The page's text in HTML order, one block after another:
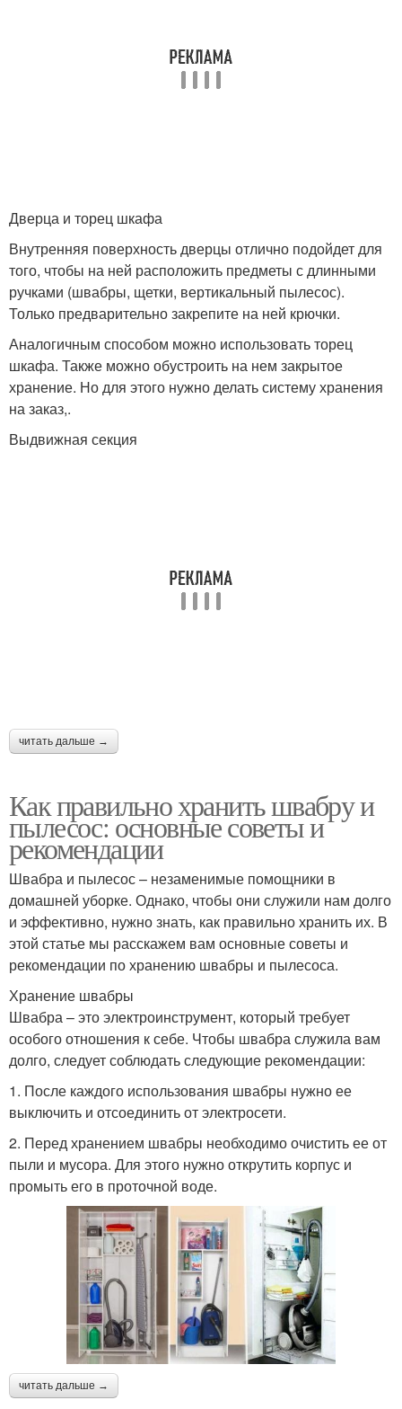
Дверца и торец шкафа
Внутренняя поверхность дверцы отлично подойдет для
того, чтобы на ней расположить предметы с длинными
ручками (швабры, щетки, вертикальный пылесос).
Только предварительно закрепите на ней крючки.
Аналогичным способом можно использовать торец
шкафа. Также можно обустроить на нем закрытое
хранение. Но для этого нужно делать систему хранения
на заказ,.
Выдвижная секция
читать дальше →
Как правильно хранить швабру и
пылесос: основные советы и
рекомендации
Швабра и пылесос – незаменимые помощники в
домашней уборке. Однако, чтобы они служили нам долго
и эффективно, нужно знать, как правильно хранить их. В
этой статье мы расскажем вам основные советы и
рекомендации по хранению швабры и пылесоса.
Хранение швабры
Швабра – это электроинструмент, который требует
особого отношения к себе. Чтобы швабра служила вам
долго, следует соблюдать следующие рекомендации:
1. После каждого использования швабры нужно ее
выключить и отсоединить от электросети.
2. Перед хранением швабры необходимо очистить ее от
пыли и мусора. Для этого нужно открутить корпус и
промыть его в проточной воде.
читать дальше →